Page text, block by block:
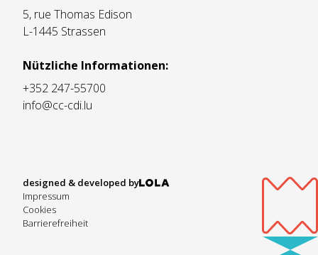
5, rue Thomas Edison
L-1445 Strassen
Nützliche Informationen:
+352 247-55700
info@cc-cdi.lu
designed & developed by
Impressum
Cookies
Barrierefreiheit